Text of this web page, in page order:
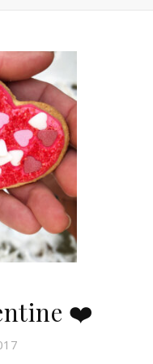
❤️